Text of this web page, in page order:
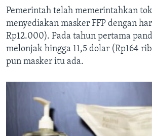
Pemerintah telah memerintahkan
menyediakan masker FFP dengan
Rp12.000). Pada tahun pertama
melonjak hingga 11,5 dolar (Rp164
pun masker itu ada.